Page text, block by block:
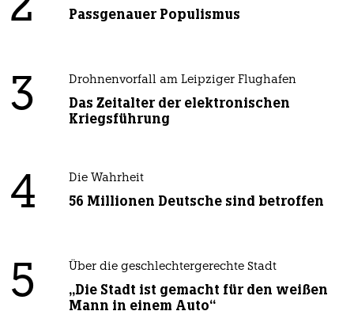
Passgenauer Populismus
3 Drohnenvorfall am Leipziger Flughafen
Das Zeitalter der elektronischen
Kriegsführung
4 Die Wahrheit
56 Millionen Deutsche sind betroffen
5 Über die geschlechtergerechte Stadt
„Die Stadt ist gemacht für den weißen
Mann in einem Auto“